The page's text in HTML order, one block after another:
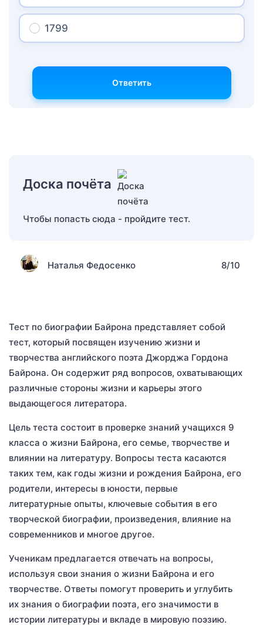
1799
Ответить
Доска почёта
Чтобы попасть сюда - пройдите тест.
Наталья Федосенко 8/10
Тест по биографии Байрона представляет собой
тест, который посвящен изучению жизни и
творчества английского поэта Джорджа Гордона
Байрона. Он содержит ряд вопросов, охватывающих
различные стороны жизни и карьеры этого
выдающегося литератора.
Цель теста состоит в проверке знаний учащихся 9
класса о жизни Байрона, его семье, творчестве и
влиянии на литературу. Вопросы теста касаются
таких тем, как годы жизни и рождения Байрона, его
родители, интересы в юности, первые
литературные опыты, ключевые события в его
творческой биографии, произведения, влияние на
современников и многое другое.
Ученикам предлагается отвечать на вопросы,
используя свои знания о жизни Байрона и его
творчестве. Ответы помогут проверить и углубить
их знания о биографии поэта, его значимости в
истории литературы и вкладе в мировую поэзию.